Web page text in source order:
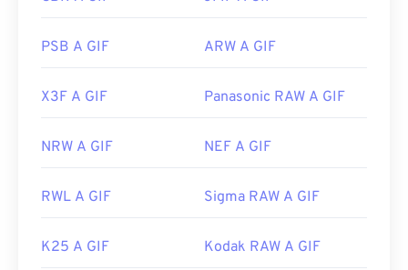
PSB A GIF ARW A GIF
X3F A GIF Panasonic RAW A GIF
NRW A GIF NEF A GIF
RWL A GIF Sigma RAW A GIF
K25 A GIF Kodak RAW A GIF